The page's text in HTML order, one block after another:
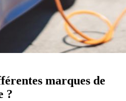
marques de
?